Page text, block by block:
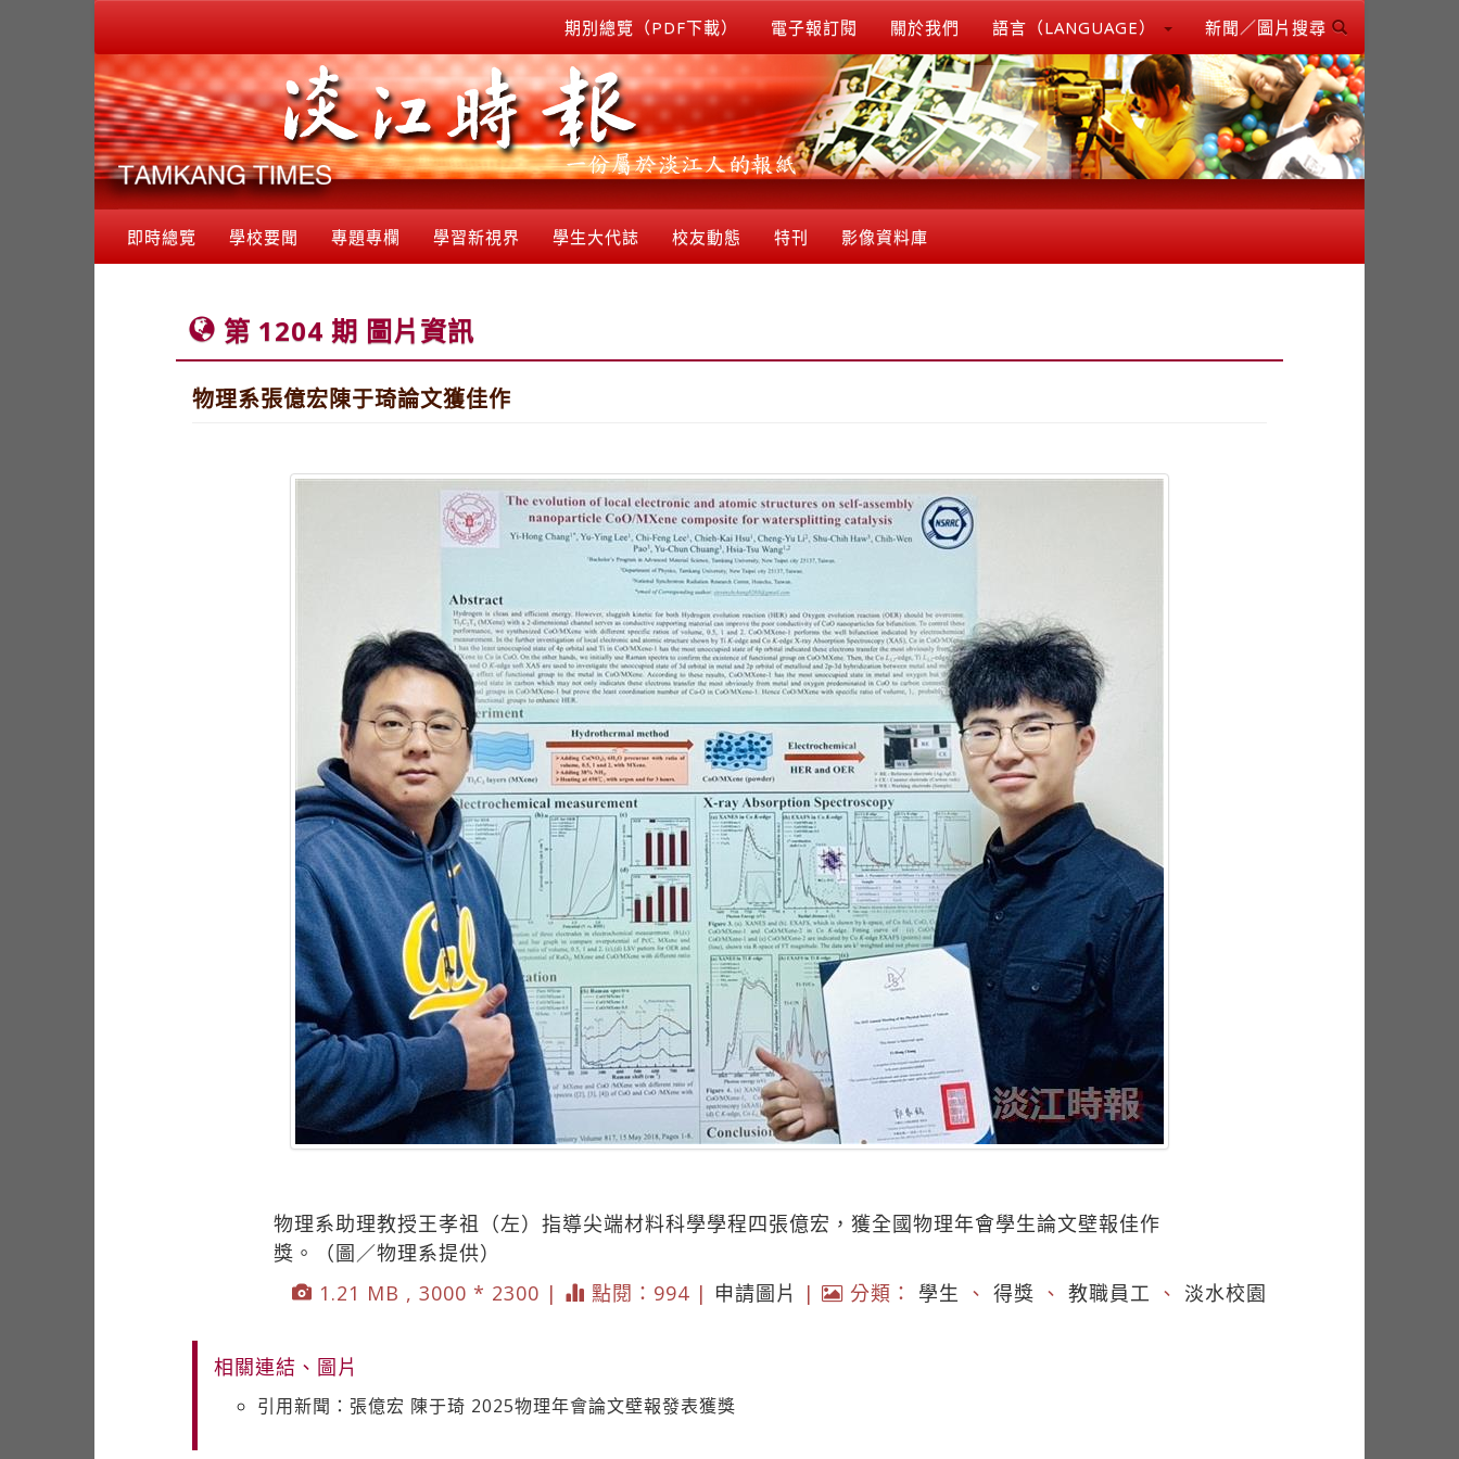
期別總覽（PDF下載） 電子報訂閱 關於我們 語言（LANGUAGE） 新聞／圖片搜尋
即時總覽 學校要聞 專題專欄 學習新視界 學生大代誌 校友動態 特刊 影像資料庫
第 1204 期 圖片資訊
物理系張億宏陳于琦論文獲佳作
物理系助理教授王孝祖（左）指導尖端材料科學學程四張億宏，獲全國物理年會學生論文壁報佳作
獎。（圖／物理系提供）
1.21 MB , 3000 * 2300 |
點閱：994 | 申請圖片 | 分類： 學生 、 得獎 、 教職員工 、 淡水校園
相關連結、圖片
引用新聞：張億宏 陳于琦 2025物理年會論文壁報發表獲獎